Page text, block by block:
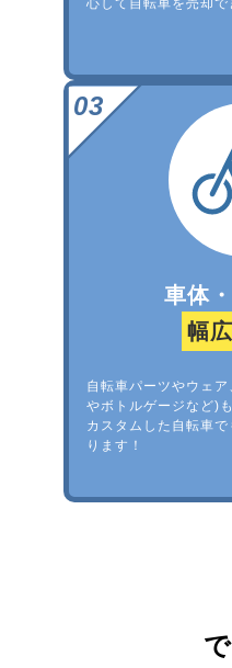
心して自転車を売却で
車体
幅
自転車パーツやウェ
やボトルゲージなど)
カスタムした自転車
ります！